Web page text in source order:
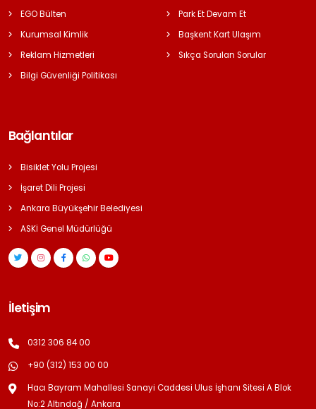
EGO Bülten
Kurumsal Kimlik
Reklam Hizmetleri
Bilgi Güvenliği Politikası
Park Et Devam Et
Başkent Kart Ulaşım
Sıkça Sorulan Sorular
Bağlantılar
Bisiklet Yolu Projesi
İşaret Dili Projesi
Ankara Büyükşehir Belediyesi
ASKİ Genel Müdürlüğü
İletişim
0312 306 84 00
+90 (312) 153 00 00
Hacı Bayram Mahallesi Sanayi Caddesi Ulus İşhanı Sitesi A Blok
No:2 Altındağ / Ankara